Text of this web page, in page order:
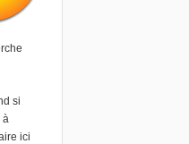
si
à
ici